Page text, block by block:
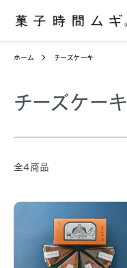
ホーム チーズケーキ
チーズケーキ
全4商品